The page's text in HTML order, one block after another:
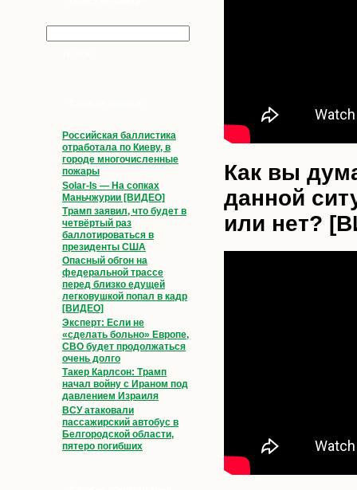
Российская баллистика
отработала по Киеву, в
городе многочисленные
пожары
Solar-Is — На сопках
Маньчжурии [ВИДЕО]
Трамп заявил, что будет в
четвёртый раз
баллотироваться в
президенты США
Опасный обгон на
федеральной трассе
перед близко едущей
легковушкой попал в кадр
[ВИДЕО]
Эксперт: Если не
«сделать больно» Европе,
СВО будет продолжаться
очень долго
Такер Карлсон: Трамп
начал войну с Ираном под
давлением Израиля
ВСУ атаковали
пассажирский автобус в
Белгородской области,
пятеро погибших
Как вы
данной
или нет?